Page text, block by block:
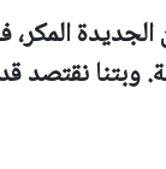
الجديدة
وبتنا نقتصد